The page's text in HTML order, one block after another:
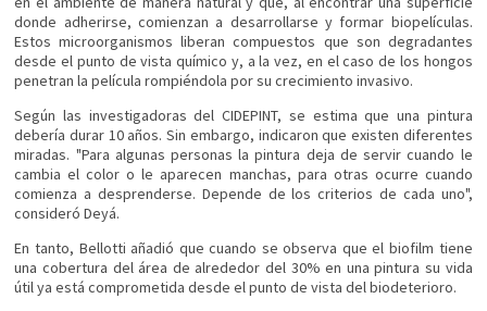
donde adherirse, comienzan a desarrollarse y formar biopelículas.
Estos microorganismos liberan compuestos que son degradantes
desde el punto de vista químico y, a la vez, en el caso de los hongos
penetran la película rompiéndola por su crecimiento invasivo.
Según las investigadoras del CIDEPINT, se estima que una pintura
debería durar 10 años. Sin embargo, indicaron que existen diferentes
miradas. "Para algunas personas la pintura deja de servir cuando le
cambia el color o le aparecen manchas, para otras ocurre cuando
comienza a desprenderse. Depende de los criterios de cada uno",
consideró Deyá.
En tanto, Bellotti añadió que cuando se observa que el biofilm tiene
una cobertura del área de alrededor del 30% en una pintura su vida
útil ya está comprometida desde el punto de vista del biodeterioro.